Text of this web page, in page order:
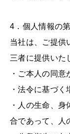
4．個人情報の
当社は、ご提供
三者に提供いた
・ご本人の同意
・法令に基づく
・人の生命、
合であって、人